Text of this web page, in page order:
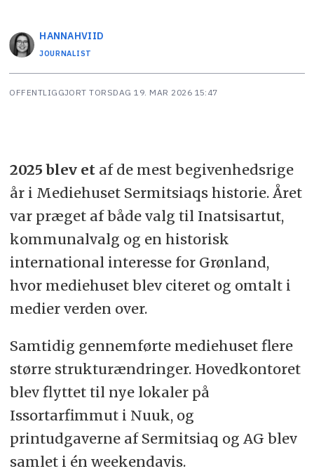
HANNAHVIID
JOURNALIST
OFFENTLIGGJORT TORSDAG 19. MAR 2026 15:47
2025 blev et af de mest begivenhedsrige
år i Mediehuset Sermitsiaqs historie. Året
var præget af både valg til Inatsisartut,
kommunalvalg og en historisk
international interesse for Grønland,
hvor mediehuset blev citeret og omtalt i
medier verden over.
Samtidig gennemførte mediehuset flere
større strukturændringer. Hovedkontoret
blev flyttet til nye lokaler på
Issortarfimmut i Nuuk, og
printudgaverne af Sermitsiaq og AG blev
samlet i én weekendavis.